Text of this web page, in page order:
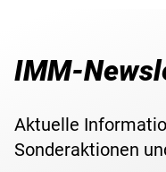
IMM-
Aktuelle
Sonderaktionen